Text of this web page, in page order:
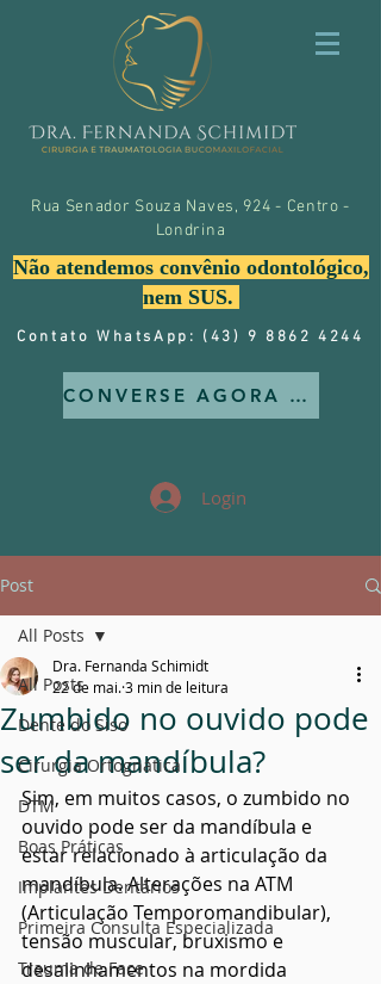
Rua Senador Souza Naves, 924 - Centro -
Londrina
Não atendemos convênio odontológico,
nem SUS.
Contato WhatsApp: (43) 9 8862 4244
CONVERSE AGORA MESMO CONOSCO
Login
Post
All Posts
Dente do Siso
Cirurgia Ortognática
DTM
Boas Práticas
Implantes Dentários
Primeira Consulta Especializada
Trauma de Face
All Posts
Zumbido no ouvido pode
ser da mandíbula?
Dra. Fernanda Schimidt
22 de mai.3 min de leitura
Sim, em muitos casos, o zumbido no
ouvido pode ser da mandíbula e
estar relacionado à articulação da
mandíbula. Alterações na ATM
(Articulação Temporomandibular),
tensão muscular, bruxismo e
desalinhamentos na mordida